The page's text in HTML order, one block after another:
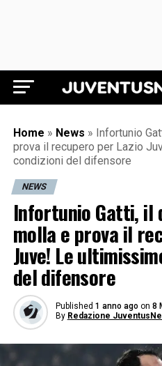
Home » News » Infortunio
prova il recupero per Lazio
condizioni del difensore
NEWS
Infortunio Gatti, il
molla e prova il
Juve! Le
del difensore
Published 1 anno ago on 8
By Redazione